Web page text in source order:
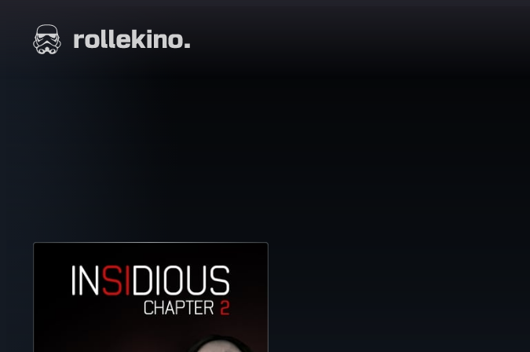
suoraan
sisältöön
Elokuvat ja elokuva-arviot | Rollekino.fi